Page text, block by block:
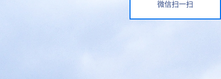
微信扫一扫